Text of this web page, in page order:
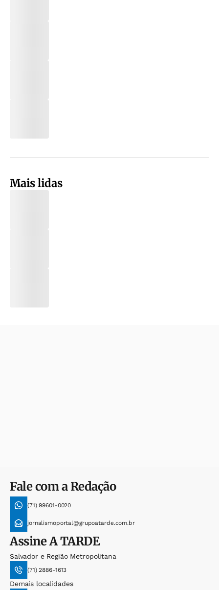
Mais lidas
Fale com a Redação
(71) 99601-0020
jornalismoportal@grupoatarde.com.br
AssineA TARDE
Salvador e Região Metropolitana
(71) 2886-1613
Demais localidades